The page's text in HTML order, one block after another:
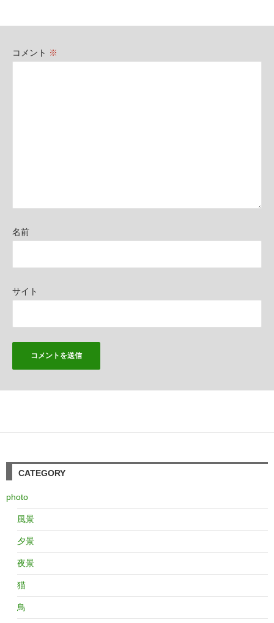
ー
シ
ョ
コメント ※
名前
サイト
CATEGORY
photo
風景
夕景
夜景
猫
鳥